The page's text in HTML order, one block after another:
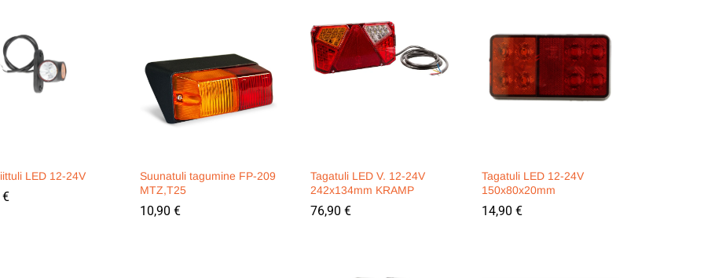
LED 12-24V
€
€
Suunatuli tagumine FP-209
MTZ,T25
10,90 €
10,90 €
Tagatuli LED V. 12-24V
242x134mm KRAMP
76,90 €
76,90 €
Tagatuli LED 12-24V
150x80x20mm
14,90 €
14,90 €